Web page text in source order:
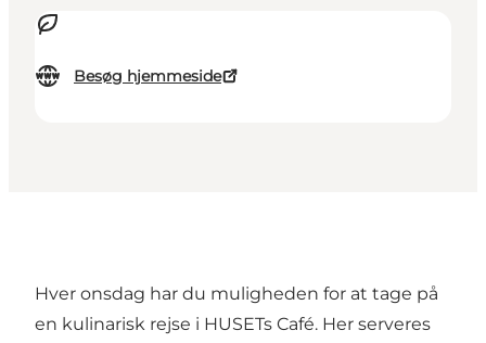
Besøg hjemmeside
Hver onsdag har du muligheden for at tage på
en kulinarisk rejse i HUSETs Café. Her serveres